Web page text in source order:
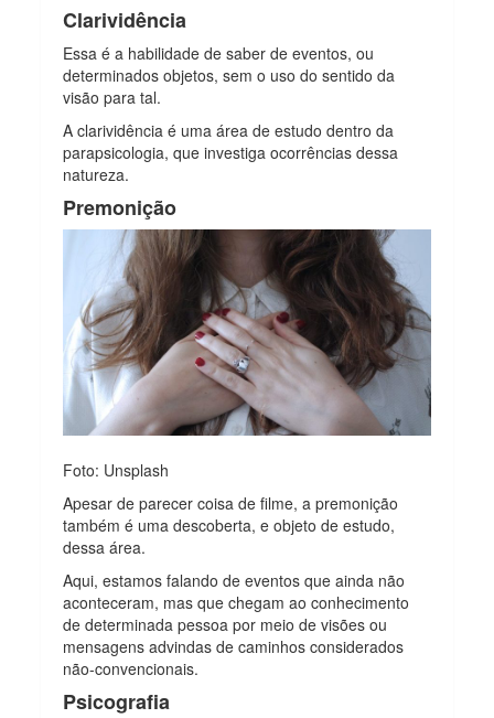
Clarividência
Essa é a habilidade de saber de eventos, ou
determinados objetos, sem o uso do sentido da
visão para tal.
A clarividência é uma área de estudo dentro da
parapsicologia, que investiga ocorrências dessa
natureza.
Premonição
Foto: Unsplash
Apesar de parecer coisa de filme, a premonição
também é uma descoberta, e objeto de estudo,
dessa área.
Aqui, estamos falando de eventos que ainda não
aconteceram, mas que chegam ao conhecimento
de determinada pessoa por meio de visões ou
mensagens advindas de caminhos considerados
não-convencionais.
Psicografia